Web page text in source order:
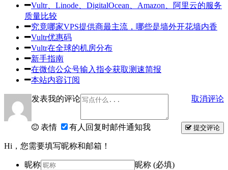
Vultr、Linode、DigitalOcean、Amazon、阿里云的服务
质量比较
究竟哪家VPS提供商最主流，哪些是墙外开花墙内香
Vultr优惠码
Vultr在全球的机房分布
新手指南
在微信公众号输入指令获取测速简报
本站内容订阅
发表我的评论 取消评论
提交评论
表情 有人回复时邮件通知我
Hi，您需要填写昵称和邮箱！
昵称
昵称 (必填)